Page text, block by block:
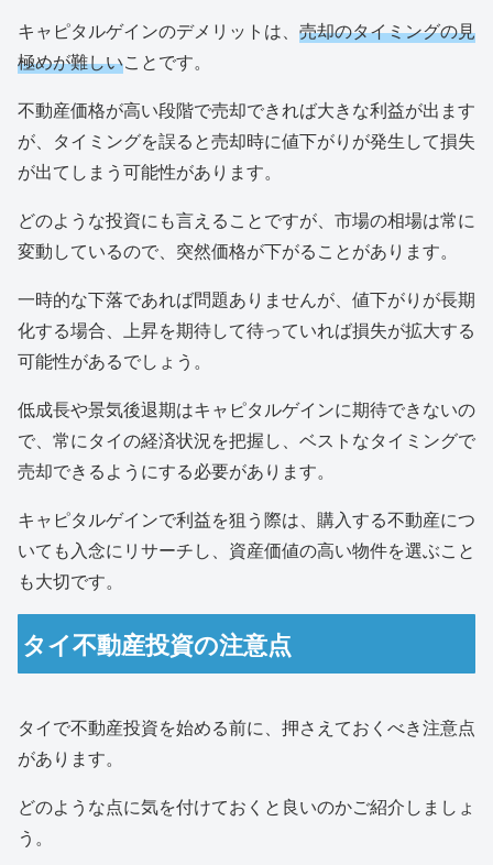
キャピタルゲインのデメリットは、 売却のタイミングの見
極めが難しいことです。
不動産価格が高い段階で売却できれば大きな利益が出ます
が、タイミングを誤ると売却時に値下がりが発生して損失
が出てしまう可能性があります。
どのような投資にも言えることですが、市場の相場は常に
変動しているので、突然価格が下がることがあります。
一時的な下落であれば問題ありませんが、値下がりが長期
化する場合、上昇を期待して待っていれば損失が拡大する
可能性があるでしょう。
低成長や景気後退期はキャピタルゲインに期待できないの
で、常にタイの経済状況を把握し、ベストなタイミングで
売却できるようにする必要があります。
キャピタルゲインで利益を狙う際は、購入する不動産につ
いても入念にリサーチし、資産価値の高い物件を選ぶこと
も大切です。
タイ不動産投資の注意点
タイで不動産投資を始める前に、押さえておくべき注意点
があります。
どのような点に気を付けておくと良いのかご紹介しましょ
う。